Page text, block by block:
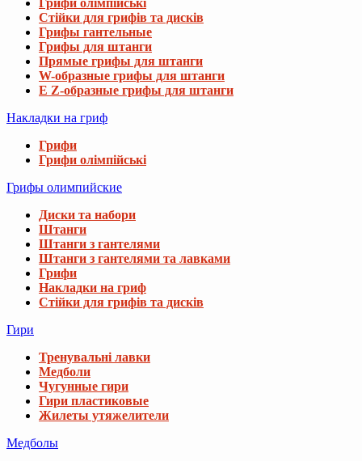
Стійки для грифів та дисків
Грифы гантельные
Грифы для штанги
Прямые грифы для штанги
W-образные грифы для штанги
E Z-образные грифы для штанги
Накладки на гриф
Грифи
Грифи олімпійські
Грифы олимпийские
Диски та набори
Штанги
Штанги з гантелями
Штанги з гантелями та лавками
Грифи
Накладки на гриф
Стійки для грифів та дисків
Гири
Тренувальні лавки
Медболи
Чугунные гири
Гири пластиковые
Жилеты утяжелители
Медболы